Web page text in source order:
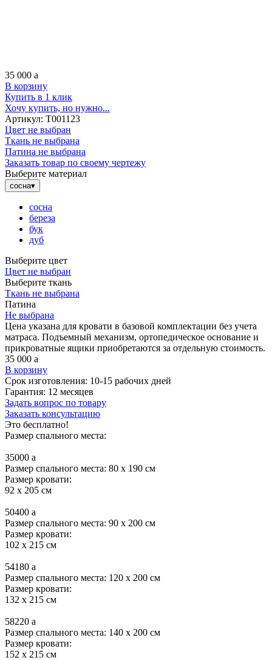
35 000 a
В корзину
Купить в 1 клик
Хочу купить, но нужно...
Артикул: Т001123
Цвет не выбран
Ткань не выбрана
Патина не выбрана
Заказать товар по своему чертежу
Выберите материал
сосна▾
сосна
береза
бук
дуб
Выберите цвет
Цвет не выбран
Выберите ткань
Ткань не выбрана
Патина
Не выбрана
Цена указана для кровати в базовой комплектации без учета
матраса. Подъемный механизм, ортопедическое основание и
прикроватные ящики приобретаются за отдельную стоимость.
35 000 a
В корзину
Срок изготовления: 10-15 рабочих дней
Гарантия: 12 месяцев
Задать вопрос по товару
Заказать консультацию
Это бесплатно!
Размер спального места:
35000 a
Размер спального места: 80 x 190 см
Размер кровати:
92 x 205 см
50400 a
Размер спального места: 90 x 200 см
Размер кровати:
102 x 215 см
54180 a
Размер спального места: 120 x 200 см
Размер кровати:
132 x 215 см
58220 a
Размер спального места: 140 x 200 см
Размер кровати:
152 x 215 см